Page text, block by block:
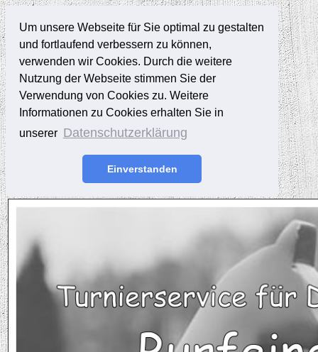
Um unsere Webseite für Sie optimal zu gestalten
und fortlaufend verbessern zu können,
verwenden wir Cookies. Durch die weitere
Nutzung der Webseite stimmen Sie der
Verwendung von Cookies zu. Weitere
Informationen zu Cookies erhalten Sie in
unserer Datenschutzerklärung
Einverstanden